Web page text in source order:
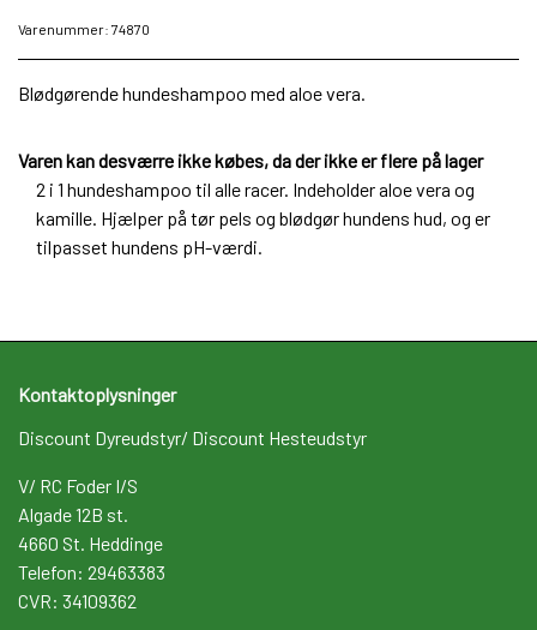
Varenummer: 74870
Blødgørende hundeshampoo med aloe vera.
Varen kan desværre ikke købes, da der ikke er flere på lager
2 i 1 hundeshampoo til alle racer. Indeholder aloe vera og
kamille. Hjælper på tør pels og blødgør hundens hud, og er
tilpasset hundens pH-værdi.
Kontaktoplysninger
Discount Dyreudstyr/ Discount Hesteudstyr
V/ RC Foder I/S
Algade 12B st.
4660 St. Heddinge
Telefon: 29463383
CVR: 34109362